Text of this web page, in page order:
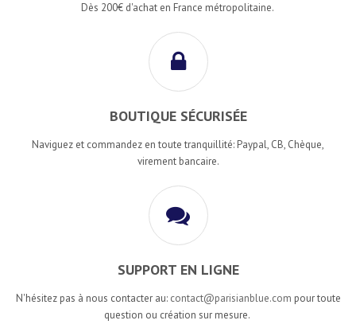
Dès 200€ d'achat en France métropolitaine.
BOUTIQUE SÉCURISÉE
Naviguez et commandez en toute tranquillité: Paypal, CB, Chèque,
virement bancaire.
SUPPORT EN LIGNE
N'hésitez pas à nous contacter au: contact@parisianblue.com pour toute
question ou création sur mesure.